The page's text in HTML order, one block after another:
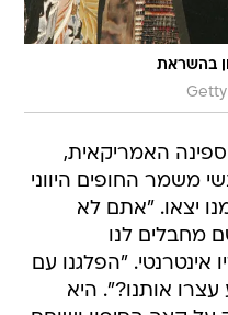
בהשראת
האמריקאית,
משמר החופים היווני
יצאו. "אתם לא
מחבלים לנו
אינטרנטי. "הפלגנו עם
אותנו?". היא